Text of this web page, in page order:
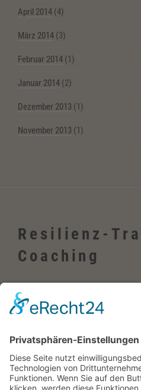
April 2014 (4)
März 2014 (3)
Februar 2014 (1)
Januar 2014 (2)
Dezember 2013 (1)
November 2013 (1)
Resilienz-
Coaching
Wehrheim, Usingen, Neu-Anspach,
Friedrichsdorf, Oberursel, im
Englisch-